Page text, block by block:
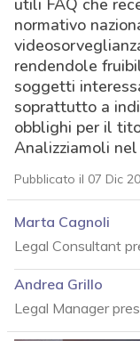
utili FAQ che
normativo
rendendole
soggetti
soprattutto a
obblighi per il
Analizziamoli
Pubblicato il 07 Dic
Marta Cagnoli
Legal Consultant
Andrea Grillo
Legal Manager